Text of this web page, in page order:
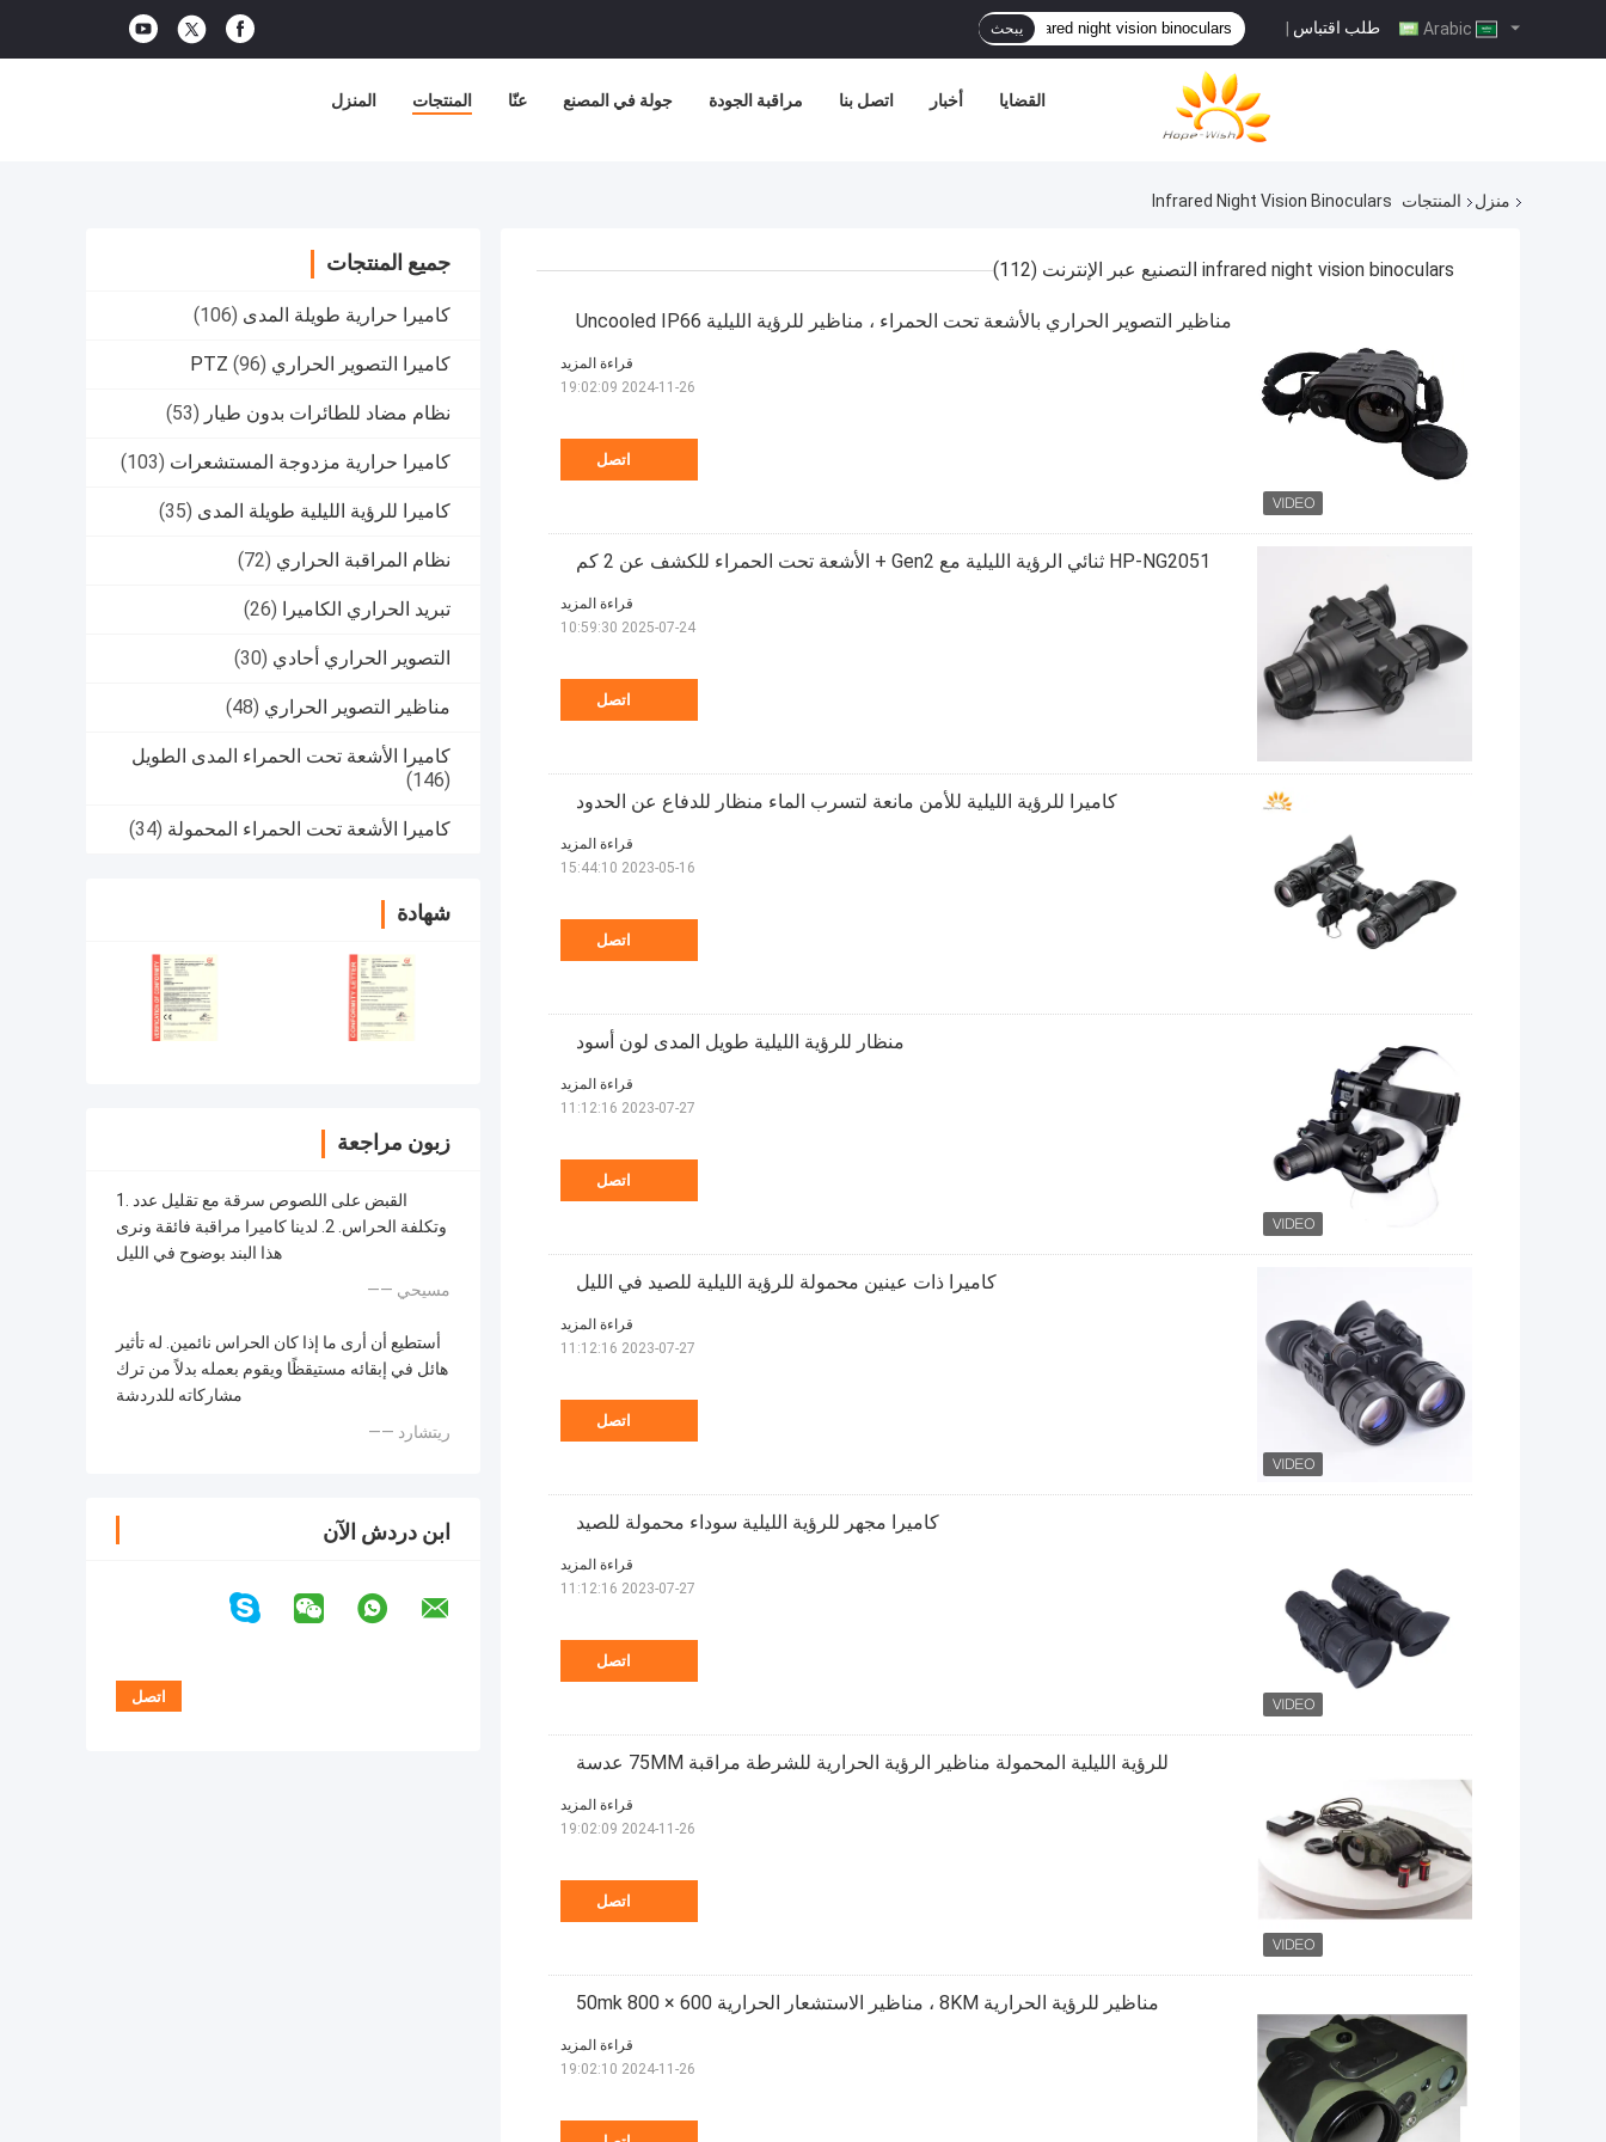
طلب اقتباس | يبحث
المنزل المنتجات عنّا جولة في المصنع مراقبة الجودة اتصل بنا أخبار القضايا
منزل المنتجات Infrared Night Vision Binoculars
جميع المنتجات
كاميرا حرارية طويلة المدى (106)
كاميرا التصوير الحراري PTZ (96)
نظام مضاد للطائرات بدون طيار (53)
كاميرا حرارية مزدوجة المستشعرات (103)
كاميرا للرؤية الليلية طويلة المدى (35)
نظام المراقبة الحراري (72)
تبريد الحراري الكاميرا (26)
التصوير الحراري أحادي (30)
مناظير التصوير الحراري (48)
كاميرا الأشعة تحت الحمراء المدى الطويل
(146)
كاميرا الأشعة تحت الحمراء المحمولة (34)
شهادة
زبون مراجعة
1. القبض على اللصوص سرقة مع تقليل عدد
وتكلفة الحراس. 2. لدينا كاميرا مراقبة فائقة ونرى
هذا البند بوضوح في الليل
—— مسيحي
أستطيع أن أرى ما إذا كان الحراس نائمين. له تأثير
هائل في إبقائه مستيقظًا ويقوم بعمله بدلاً من ترك
مشاركاته للدردشة
—— ريتشارد
ابن دردش الآن
infrared night vision binoculars التصنيع عبر الإنترنت (112)
مناظير التصوير الحراري بالأشعة تحت الحمراء ، مناظير للرؤية الليلية Uncooled IP66
اتصل
قراءة المزيد
2024-11-26 19:02:09
HP-NG2051 ثنائي الرؤية الليلية مع Gen2 + الأشعة تحت الحمراء للكشف عن 2 كم
اتصل
قراءة المزيد
2025-07-24 10:59:30
كاميرا للرؤية الليلية للأمن مانعة لتسرب الماء منظار للدفاع عن الحدود
اتصل
قراءة المزيد
2023-05-16 15:44:10
منظار للرؤية الليلية طويل المدى لون أسود
اتصل
قراءة المزيد
2023-07-27 11:12:16
كاميرا ذات عينين محمولة للرؤية الليلية للصيد في الليل
اتصل
قراءة المزيد
2023-07-27 11:12:16
كاميرا مجهر للرؤية الليلية سوداء محمولة للصيد
اتصل
قراءة المزيد
2023-07-27 11:12:16
للرؤية الليلية المحمولة مناظير الرؤية الحرارية للشرطة مراقبة 75MM عدسة
اتصل
قراءة المزيد
2024-11-26 19:02:09
مناظير للرؤية الحرارية 8KM ، مناظير الاستشعار الحرارية 50mk 800 × 600
قراءة المزيد
2024-11-26 19:02:10